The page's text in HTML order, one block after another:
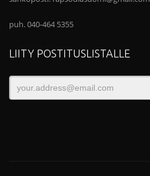
puh. 040-464 5355
LIITY POSTITUSLISTALLE